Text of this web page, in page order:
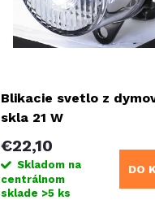
Blikacie svetlo z
skla 21 W
€22,10
Skladom na
centrálnom
sklade >5 ks
DO